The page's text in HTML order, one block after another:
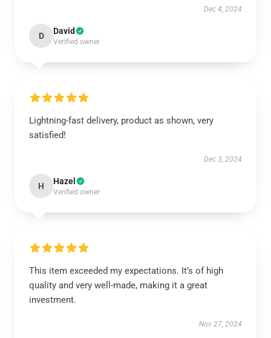
Dec 4, 2024
D David
Verified owner
Lightning-fast delivery, product as shown, very
satisfied!
Dec 3, 2024
H Hazel
Verified owner
This item exceeded my expectations. It’s of high
quality and very well-made, making it a great
investment.
Nov 27, 2024